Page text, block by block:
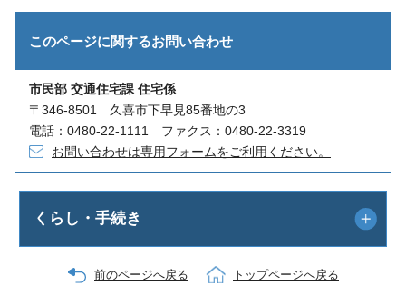
このページに関するお問い合わせ
市民部 交通住宅課 住宅係
〒346-8501 久喜市下早見85番地の3
電話：0480-22-1111 ファクス：0480-22-3319
お問い合わせは専用フォームをご利用ください。
くらし・手続き
前のページへ戻る トップページへ戻る